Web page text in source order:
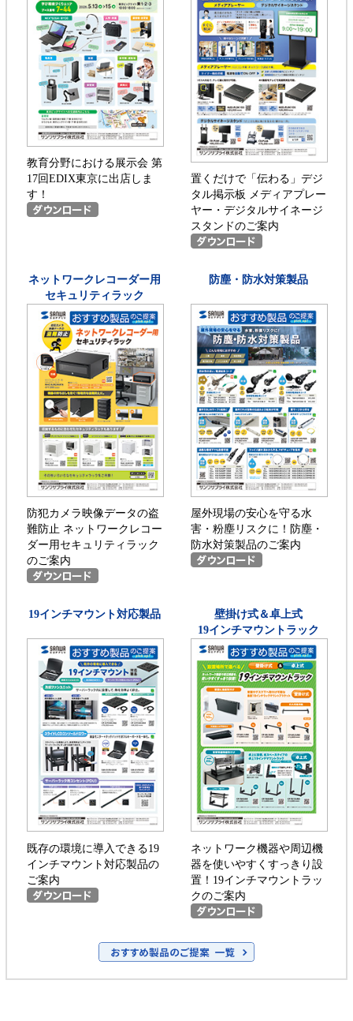
教育分野における展示会 第
17回EDIX東京に出店しま
す！
置くだけで「伝わる」デジ
タル掲示板 メディアプレー
ヤー・デジタルサイネージ
スタンドのご案内
ネットワークレコーダー用
セキュリティラック
防犯カメラ映像データの盗
難防止 ネットワークレコー
ダー用セキュリティラック
のご案内
防塵・防水対策製品
屋外現場の安心を守る水
害・粉塵リスクに！防塵・
防水対策製品のご案内
19インチマウント対応製品
既存の環境に導入できる19
インチマウント対応製品の
ご案内
壁掛け式＆卓上式
19インチマウントラック
ネットワーク機器や周辺機
器を使いやすくすっきり設
置！19インチマウントラッ
クのご案内